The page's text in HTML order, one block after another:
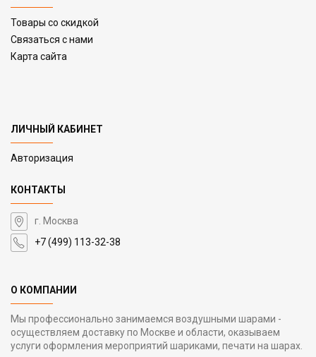
Товары со скидкой
Связаться с нами
Карта сайта
ЛИЧНЫЙ КАБИНЕТ
Авторизация
КОНТАКТЫ
г. Москва
+7 (499) 113-32-38
О КОМПАНИИ
Мы профессионально занимаемся воздушными шарами -
осуществляем доставку по Москве и области, оказываем
услуги оформления мероприятий шариками, печати на шарах.